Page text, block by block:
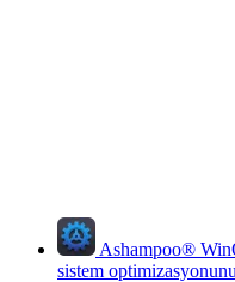
Ashampoo®
sistem